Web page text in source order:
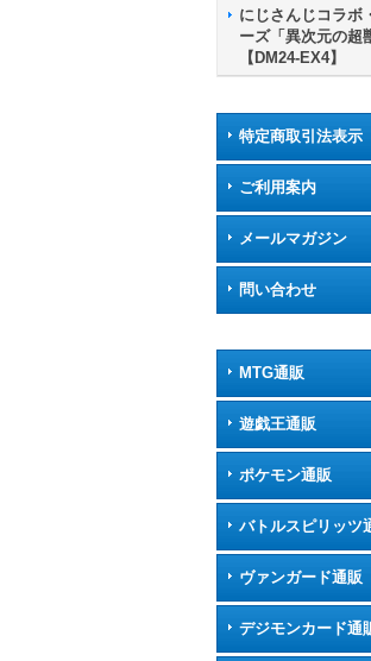
にじさんじコラボ
ーズ「異次元の超
【DM24-EX4】
特定商取引法表示
ご利用案内
メールマガジン
問い合わせ
MTG通販
遊戯王通販
ポケモン通販
バトルスピリッツ
ヴァンガード通販
デジモンカード通